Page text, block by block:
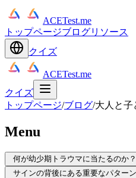
ACETest.me
トップページブログリソース
クイズ
ACETest.me
クイズ
トップページ/ブログ/大人と子
Menu
何が幼少期トラウマに当たるのか？
サインの背後にある重要なパターン